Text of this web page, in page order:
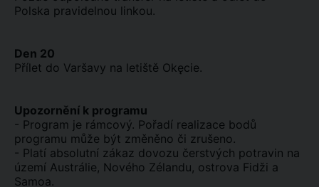
Polska pravidelnou linkou.
Den 20
Přílet do Varšavy na letiště Okęcie.
Upozornění k programu
- Program je rámcový. Pořadí realizace bodů
programu může být změněno či zrušeno.
- Platí absolutní zákaz dovozu čerstvých potravin na
území Austrálie, Nového Zélandu, ostrova Fidži a
Samoa.